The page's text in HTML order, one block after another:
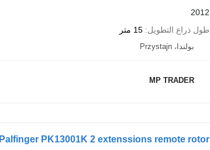
2012
طول ذراع التطويل 15 متر
بولندا، Przystajn
MP TRADER
Palfinger PK13001K 2 extenssions remote rotor